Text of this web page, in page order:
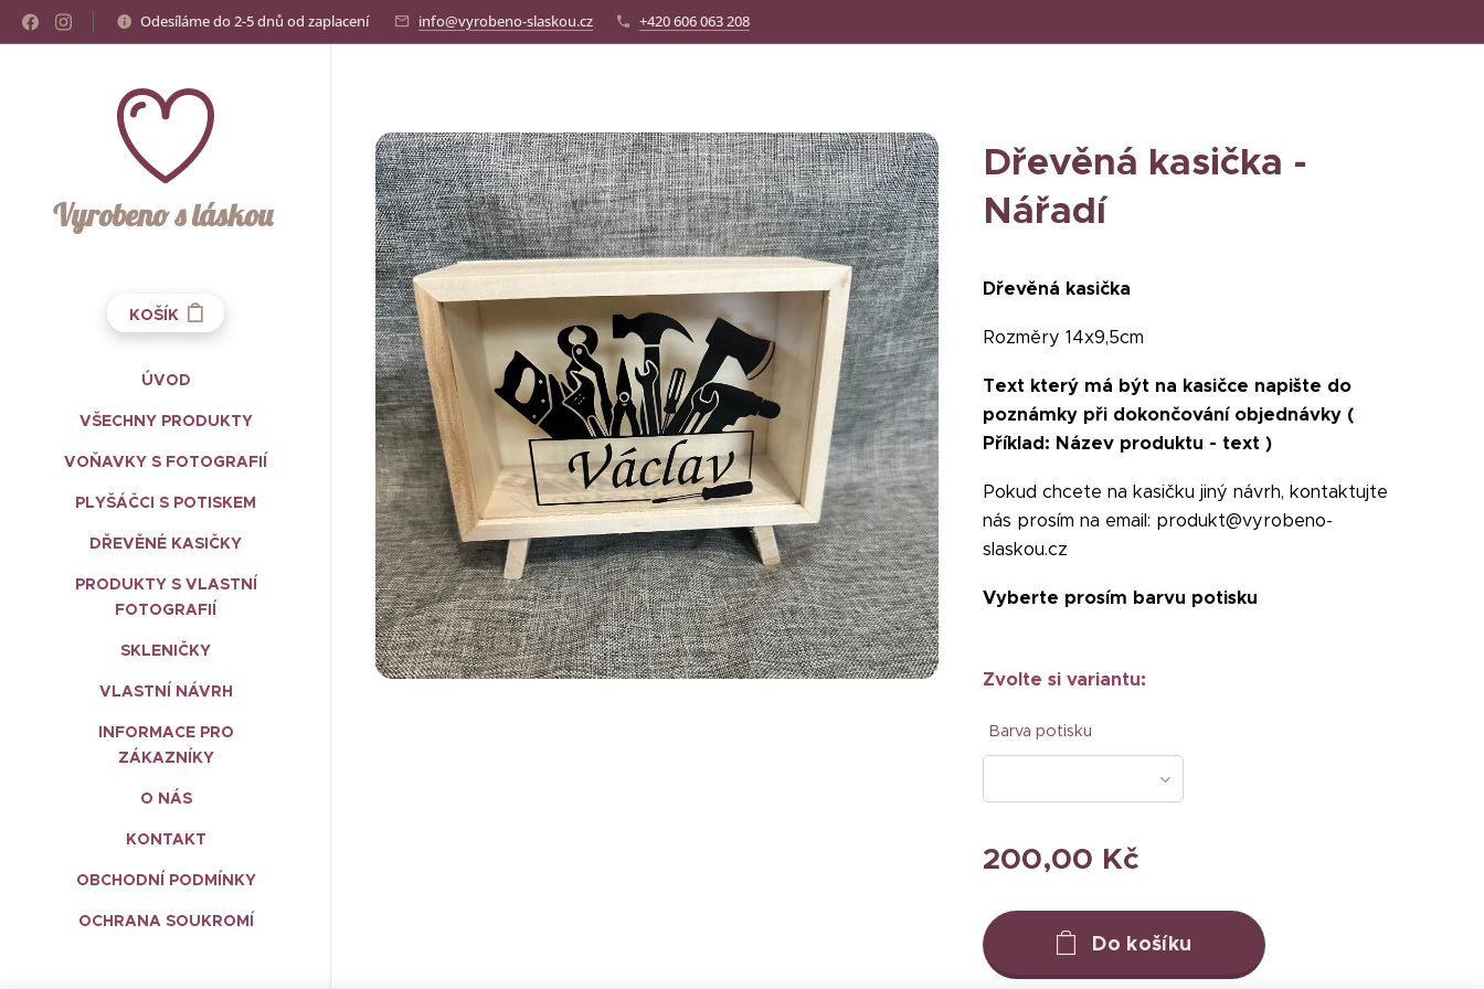
Odesíláme do 2-5 dnů od zaplacení info@vyrobeno-slaskou.cz +420 606 063 208
Vyrobeno s láskou
KOŠÍK
ÚVOD
VŠECHNY PRODUKTY
VOŇAVKY S FOTOGRAFIÍ
PLYŠÁČCI S POTISKEM
DŘEVĚNÉ KASIČKY
PRODUKTY S VLASTNÍ
FOTOGRAFIÍ
SKLENIČKY
VLASTNÍ NÁVRH
INFORMACE PRO
ZÁKAZNÍKY
O NÁS
KONTAKT
OBCHODNÍ PODMÍNKY
OCHRANA SOUKROMÍ
Dřevěná kasička -
Nářadí
Dřevěná kasička
Rozměry 14x9,5cm
Text který má být na kasičce napište do
poznámky při dokončování objednávky (
Příklad: Název produktu - text )
Pokud chcete na kasičku jiný návrh, kontaktujte
nás prosím na email: produkt@vyrobeno-
slaskou.cz
Vyberte prosím barvu potisku
Zvolte si variantu:
Barva potisku
200,00 Kč
Do košíku